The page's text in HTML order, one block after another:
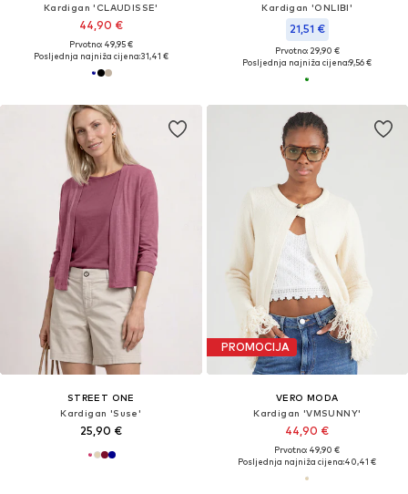
Kardigan 'CLAUDISSE'
44,90 €
Prvotno: 49,95 €
Posljednja najniža cijena:31,41 €
Kardigan 'ONLIBI'
21,51 €
Prvotno: 29,90 €
Posljednja najniža cijena:9,56 €
STREET ONE
Kardigan 'Suse'
25,90 €
PROMOCIJA
VERO MODA
Kardigan 'VMSUNNY'
44,90 €
Prvotno: 49,90 €
Posljednja najniža cijena:40,41 €